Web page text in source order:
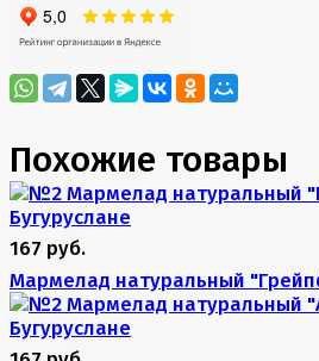
Похожие товары
167 руб.
Мармелад натуральный